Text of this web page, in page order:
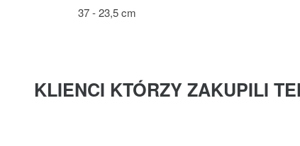
37 - 23,5 cm
KLIENCI KTÓRZY ZAKUPILI